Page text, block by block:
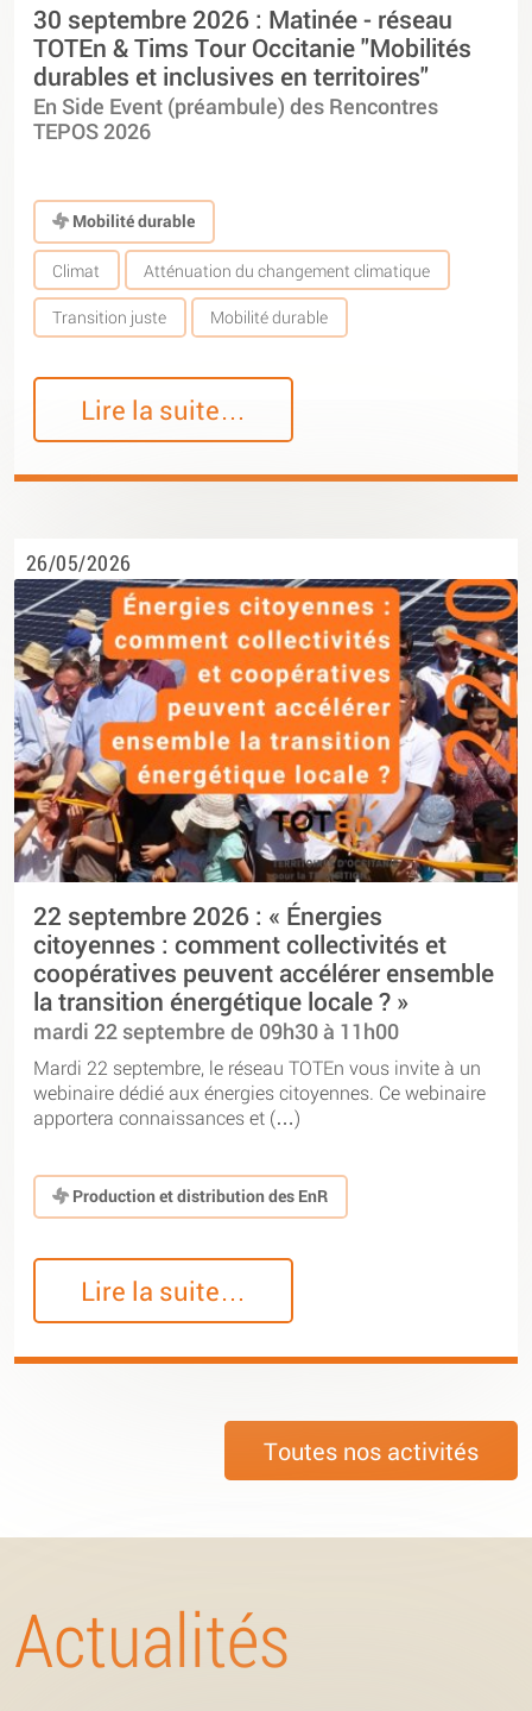
30 septembre 2026 : Matinée - réseau
TOTEn & Tims Tour Occitanie "Mobilités
durables et inclusives en territoires"
En Side Event (préambule) des Rencontres
TEPOS 2026
Mobilité durable
Climat Atténuation du changement climatique
Transition juste Mobilité durable
Lire la suite…
26/05/2026
22 septembre 2026 : « Énergies
citoyennes : comment collectivités et
coopératives peuvent accélérer ensemble
la transition énergétique locale ? »
mardi 22 septembre de 09h30 à 11h00
Mardi 22 septembre, le réseau TOTEn vous invite à un
webinaire dédié aux énergies citoyennes. Ce webinaire
apportera connaissances et (…)
Production et distribution des EnR
Lire la suite…
Toutes nos activités
Actualités